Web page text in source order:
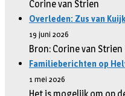
Corine van Strien
Overleden: Zus van
19 juni 2026
Bron: Corine van Strien
Familieberichten op
1 mei 2026